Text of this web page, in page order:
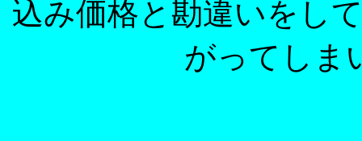
込み価格と勘違いをし
がってしま